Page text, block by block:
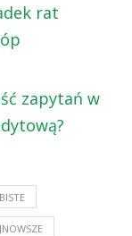
rat
zapytań w